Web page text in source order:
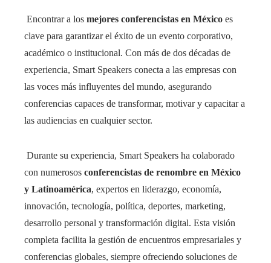
Encontrar a los mejores conferencistas en México es
clave para garantizar el éxito de un evento corporativo,
académico o institucional. Con más de dos décadas de
experiencia, Smart Speakers conecta a las empresas con
las voces más influyentes del mundo, asegurando
conferencias capaces de transformar, motivar y capacitar a
las audiencias en cualquier sector.
Durante su experiencia, Smart Speakers ha colaborado
con numerosos conferencistas de renombre en México
y Latinoamérica, expertos en liderazgo, economía,
innovación, tecnología, política, deportes, marketing,
desarrollo personal y transformación digital. Esta visión
completa facilita la gestión de encuentros empresariales y
conferencias globales, siempre ofreciendo soluciones de